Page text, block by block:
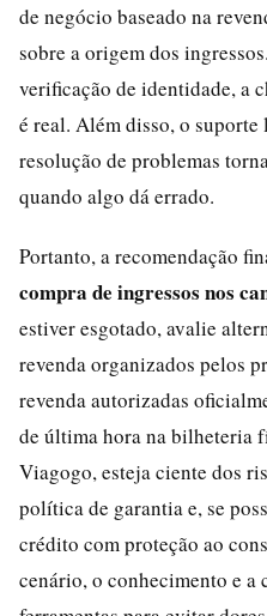
de negócio baseado na
sobre a origem dos
verificação de identidade, a
é real. Além disso, o suporte
resolução de problemas
quando algo dá errado.
Portanto, a recomendação
compra de ingressos nos
estiver esgotado, avalie
revenda organizados pelos
revenda autorizadas
de última hora na bilheteria
Viagogo, esteja ciente dos
política de garantia e, se
crédito com proteção ao
cenário, o conhecimento e a